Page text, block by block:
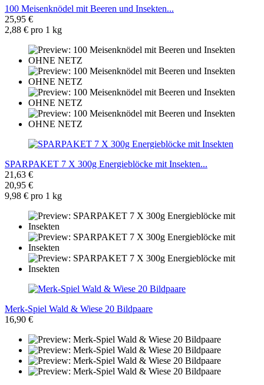
100 Meisenknödel mit Beeren und Insekten...
25,95 €
2,88 € pro 1 kg
SPARPAKET 7 X 300g Energieblöcke mit Insekten...
21,63 €
20,95 €
9,98 € pro 1 kg
Merk-Spiel Wald & Wiese 20 Bildpaare
16,90 €